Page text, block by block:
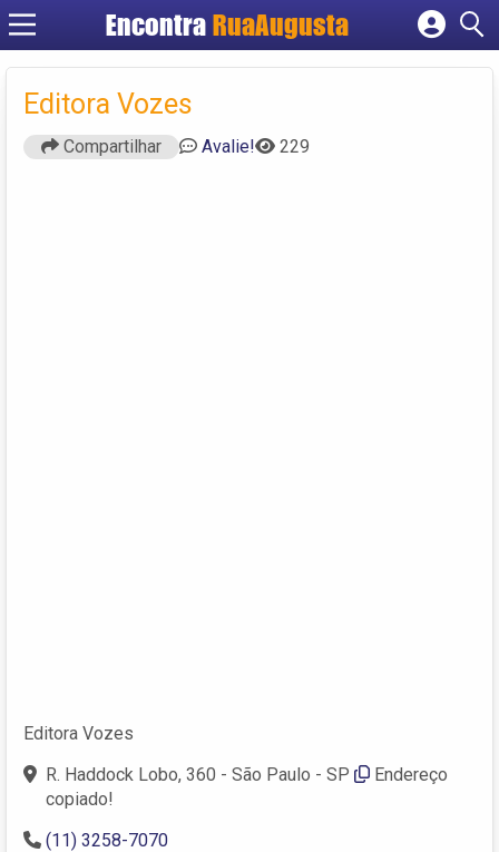
Encontra RuaAugusta
Cadastrar empresa
Editora Vozes
Compartilhar Avalie! 229
Editora Vozes
R. Haddock Lobo, 360 - São Paulo - SP
Endereço
copiado!
(11) 3258-7070